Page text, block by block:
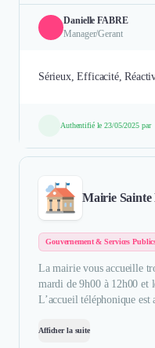
Danielle FABRE
Manager/Gerant
Sérieux, Efficacité,
Authentifié le 23/05/2025 par
Mairie
Gouvernement & Services
La mairie vous accueille
mardi de 9h00 à 12h00 et
L’accueil téléphonique est
Afficher la suite